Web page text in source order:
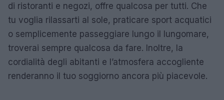
di ristoranti e negozi, offre qualcosa per tutti. Che
tu voglia rilassarti al sole, praticare sport acquatici
o semplicemente passeggiare lungo il lungomare,
troverai sempre qualcosa da fare. Inoltre, la
cordialità degli abitanti e l’atmosfera accogliente
renderanno il tuo soggiorno ancora più piacevole.